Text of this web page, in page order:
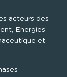
acteurs des
Energies
et